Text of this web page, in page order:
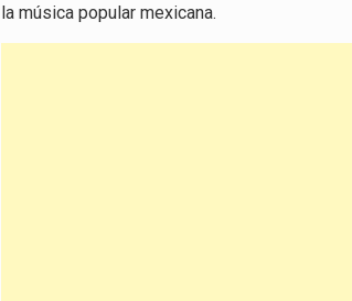
la música popular mexicana.